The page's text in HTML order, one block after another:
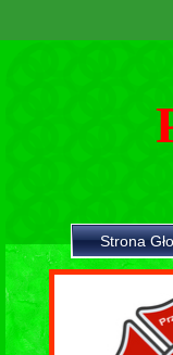
Strona